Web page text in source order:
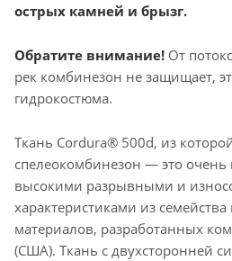
острых камней и брызг.
Обратите внимание! От
рек комбинезон не защищает,
гидрокостюма.
Ткань Cordura® 500d, из
спелеокомбинезон — это
высокими разрывными и
характеристиками из
материалов, разработанных
(США). Ткань с двухсторонней